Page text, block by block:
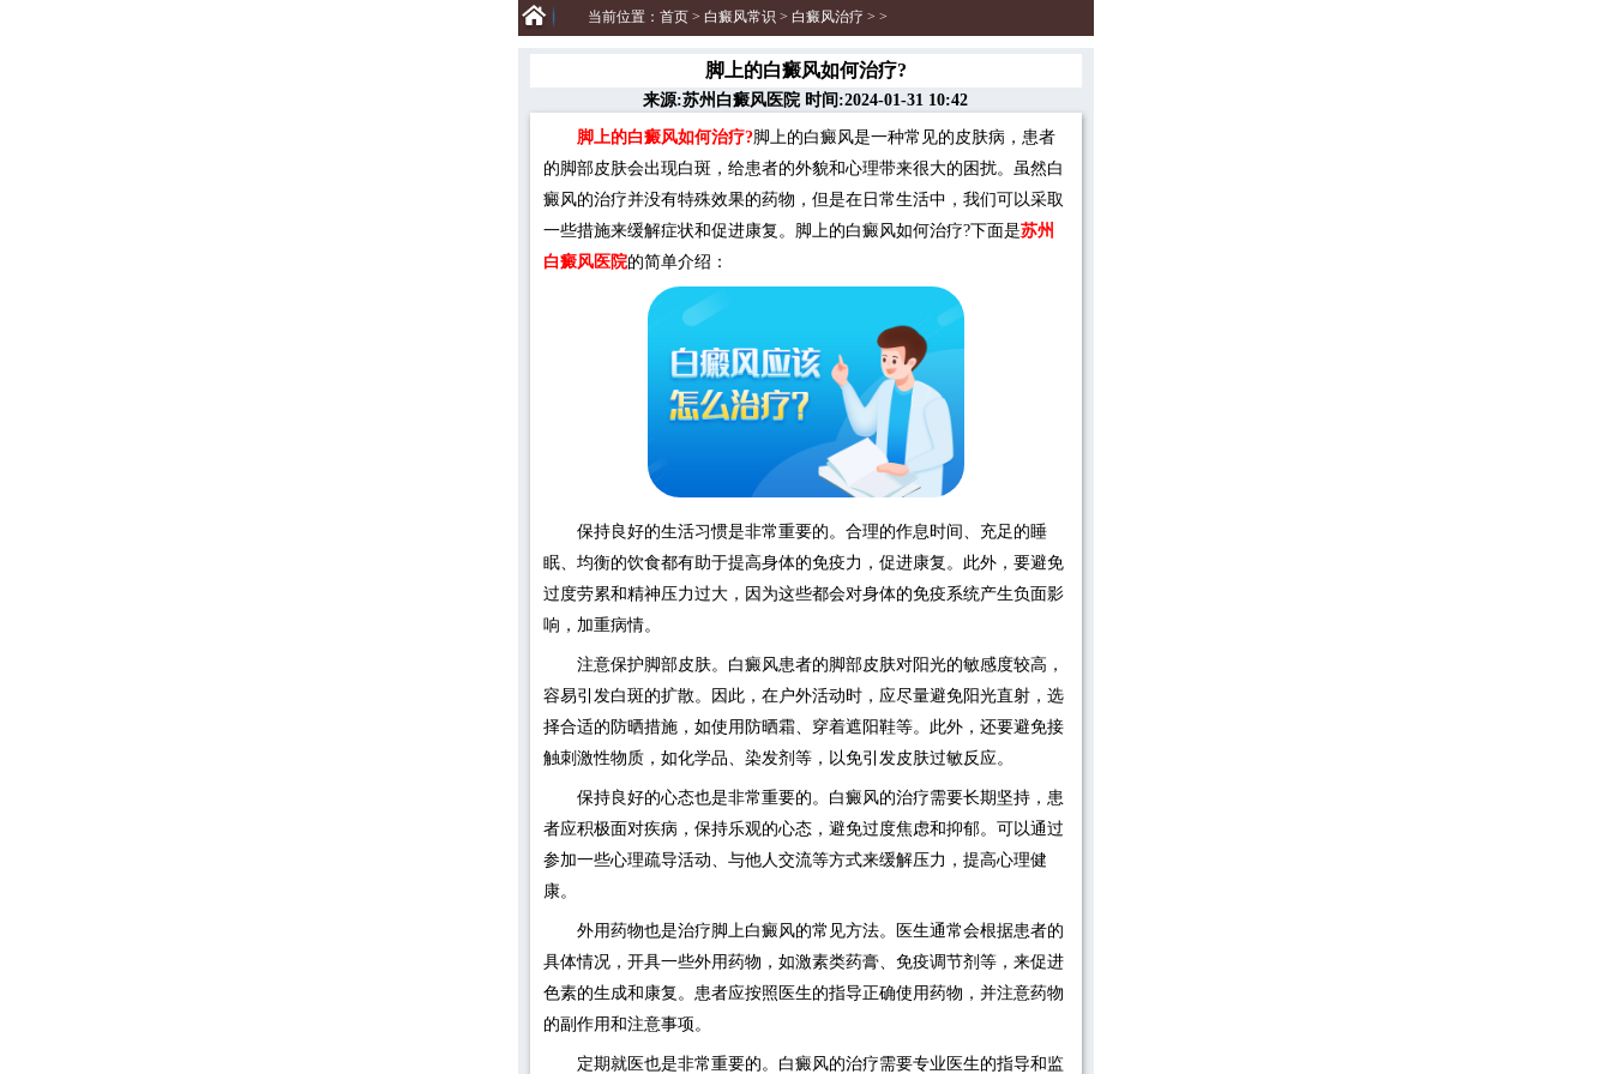
当前位置： 首页> 白癜风常识 > 白癜风治疗 > >
脚上的白癜风如何治疗?
来源:苏州白癜风医院 时间:2024-01-31 10:42
脚上的白癜风如何治疗?脚上的白癜风是一种常见的皮肤病，患者
的脚部皮肤会出现白斑，给患者的外貌和心理带来很大的困扰。虽然白
癜风的治疗并没有特殊效果的药物，但是在日常生活中，我们可以采取
一些措施来缓解症状和促进康复。脚上的白癜风如何治疗?下面是苏州
白癜风医院的简单介绍：
保持良好的生活习惯是非常重要的。合理的作息时间、充足的睡
眠、均衡的饮食都有助于提高身体的免疫力，促进康复。此外，要避免
过度劳累和精神压力过大，因为这些都会对身体的免疫系统产生负面影
响，加重病情。
注意保护脚部皮肤。白癜风患者的脚部皮肤对阳光的敏感度较高，
容易引发白斑的扩散。因此，在户外活动时，应尽量避免阳光直射，选
择合适的防晒措施，如使用防晒霜、穿着遮阳鞋等。此外，还要避免接
触刺激性物质，如化学品、染发剂等，以免引发皮肤过敏反应。
保持良好的心态也是非常重要的。白癜风的治疗需要长期坚持，患
者应积极面对疾病，保持乐观的心态，避免过度焦虑和抑郁。可以通过
参加一些心理疏导活动、与他人交流等方式来缓解压力，提高心理健
康。
外用药物也是治疗脚上白癜风的常见方法。医生通常会根据患者的
具体情况，开具一些外用药物，如激素类药膏、免疫调节剂等，来促进
色素的生成和康复。患者应按照医生的指导正确使用药物，并注意药物
的副作用和注意事项。
定期就医也是非常重要的。白癜风的治疗需要专业医生的指导和监